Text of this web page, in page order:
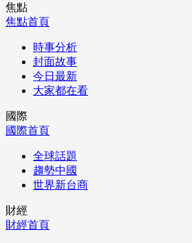
焦點
焦點首頁
時事分析
封面故事
今日最新
大家都在看
國際
國際首頁
全球話題
趨勢中國
世界新台商
財經
財經首頁